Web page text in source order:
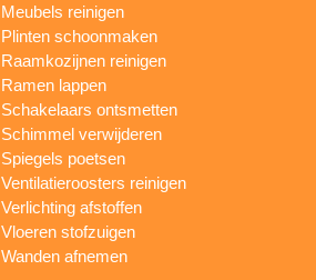
Meubels reinigen
Plinten schoonmaken
Raamkozijnen reinigen
Ramen lappen
Schakelaars ontsmetten
Schimmel verwijderen
Spiegels poetsen
Ventilatieroosters reinigen
Verlichting afstoffen
Vloeren stofzuigen
Wanden afnemen